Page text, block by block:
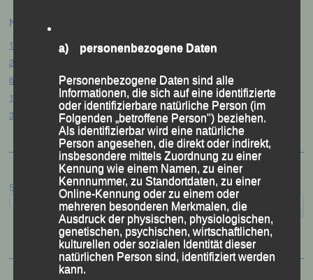
Neueste Beiträge
15. Pörndorfer Sommernachtslauf – Pörndorf, 01.08.2026
20. Goldener Steig-Lauf – Stozec/Tusset, 01.08.2026
61. Bergsportfest – Ortenburg, 26.07.2026
12. Loser Berglauf – Altaussee/Österreich, 25.07.2026
32. Sommerbiathlon – Passau, 18.07.2026
Suchen
a) personenbezogene Daten
Personenbezogene Daten sind alle
Informationen, die sich auf eine identifizierte
oder identifizierbare natürliche Person (im
Folgenden „betroffene Person") beziehen.
Als identifizierbar wird eine natürliche
Person angesehen, die direkt oder indirekt,
insbesondere mittels Zuordnung zu einer
Kennung wie einem Namen, zu einer
Kennnummer, zu Standortdaten, zu einer
Online-Kennung oder zu einem oder
mehreren besonderen Merkmalen, die
Ausdruck der physischen, physiologischen,
genetischen, psychischen, wirtschaftlichen,
kulturellen oder sozialen Identität dieser
natürlichen Person sind, identifiziert werden
kann.